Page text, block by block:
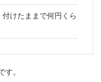
けたままで何円くら
。